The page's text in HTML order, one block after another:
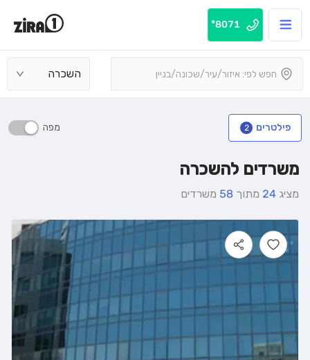
8071*
השכרה
פילטרים 2 מפה
משרדים להשכרה
מציג 24 מתוך 58 משרדים